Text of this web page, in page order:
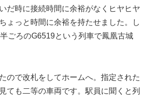
だ時に接続時間に余裕がなくヒヤヒヤ
ょっと時間に余裕を持たせました。し
ごろのG6519という列車で鳳凰古城
ので改札をしてホームへ。指定された
ても二等の車両です。駅員に聞くと列